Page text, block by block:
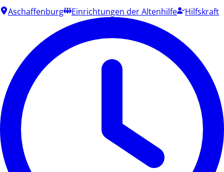
Aschaffenburg
Einrichtungen der Altenhilfe Hilfskraft